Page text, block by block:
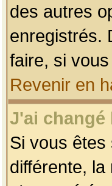
des autres
enregistrés.
faire, si
Revenir en
J'ai changé
Si vous
différente,